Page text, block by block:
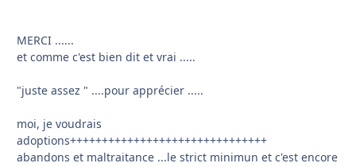
MERCI ......
et comme c'est bien dit et vrai .....
"juste assez " ....pour apprécier .....
moi, je voudrais
adoptions+++++++++++++++++++++++++++++++
abandons et maltraitance ...le strict minimun et c'est encore